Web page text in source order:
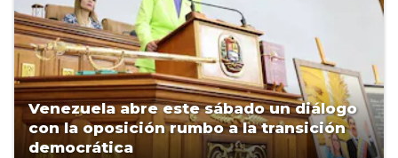
Venezuela abre este sábado un diálogo
con la oposición rumbo a la transición
democrática